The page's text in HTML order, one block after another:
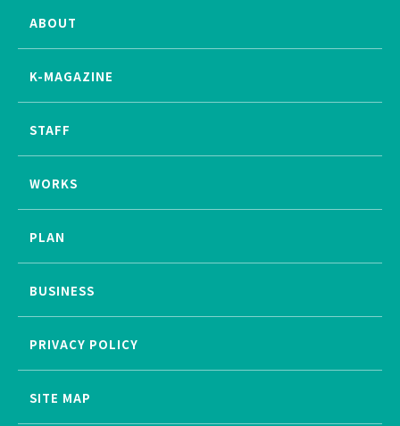
ABOUT
K-MAGAZINE
STAFF
WORKS
PLAN
BUSINESS
PRIVACY POLICY
SITE MAP